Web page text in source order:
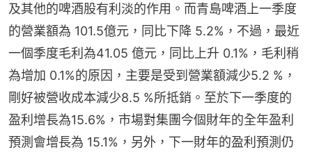
及其他的啤酒股有利淡的作用。而青島啤酒上一季度
的營業額為 101.5億元，同比下降 5.2%，不過，最近
一個季度毛利為41.05 億元，同比上升 0.1%，毛利稍
為增加 0.1%的原因，主要是受到營業額減少5.2 %，
剛好被營收成本減少8.5 %所抵銷。至於下一季度的
盈利增長為15.6%，市場對集團今個財年的全年盈利
預測會增長為 15.1%，另外，下一財年的盈利預測仍